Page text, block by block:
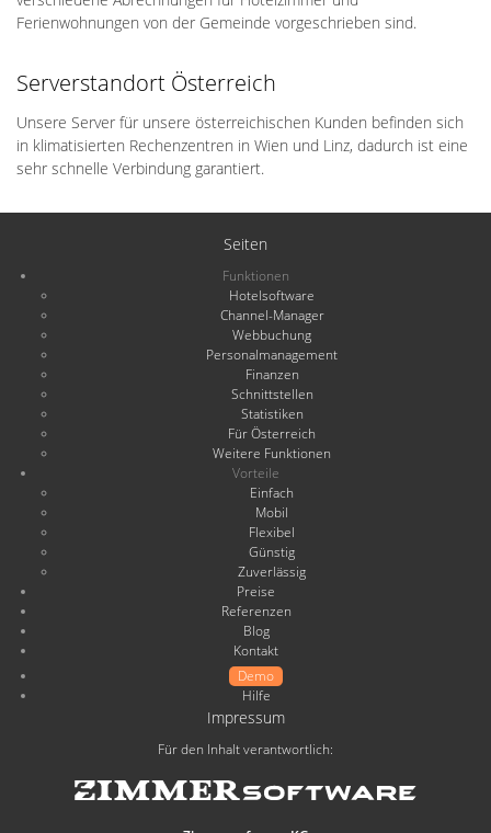
Ferienwohnungen von der Gemeinde vorgeschrieben sind.
Serverstandort Österreich
Unsere Server für unsere österreichischen Kunden befinden sich
in klimatisierten Rechenzentren in Wien und Linz, dadurch ist eine
sehr schnelle Verbindung garantiert.
Seiten
Funktionen
Hotelsoftware
Channel-Manager
Webbuchung
Personalmanagement
Finanzen
Schnittstellen
Statistiken
Für Österreich
Weitere Funktionen
Vorteile
Einfach
Mobil
Flexibel
Günstig
Zuverlässig
Preise
Referenzen
Blog
Kontakt
Demo
Hilfe
Impressum
Für den Inhalt verantwortlich: